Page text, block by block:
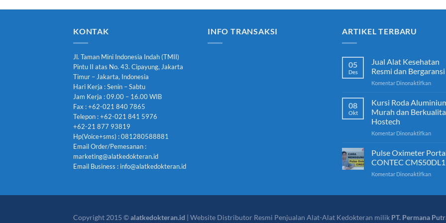
KONTAK
Jl. Taman Mini Indonesia Indah (TMII)
Pintu II atas No. 43. Cipayung, Jakarta
Timur – Jakarta, Indonesia
Hari Kerja : Senin – Sabtu
Jam Kerja : 09.00 – 16.00 WIB
Fax : +62-021 840 7865
Telepon : +62-021 841 5976
+62-21 877 93819
Hp(Voice+sms) : 081280588881
Email Order/Pemesanan :
marketing@alatkedokteran.id
Email Business : info@alatkedokteran.id
INFO TRANSAKSI ARTIKEL TERBARU
05
Des
Jual Alat Kesehatan
Resmi dan Bergaransi
Komentar Dinonaktifkanpada
Alat
Resmi
08
Okt
Kursi Roda
Murah dan
Hostech
Komentar Dinonaktifkanpada
Roda
Murah
dan
Pulse Oximeter
CONTEC CMS50DL1
Komentar Dinonaktifkanpada
Copyright 2015 ©alatkedokteran.id | Website Distributor Resmi Penjualan Alat-Alat Kedokteran milik PT. Permana